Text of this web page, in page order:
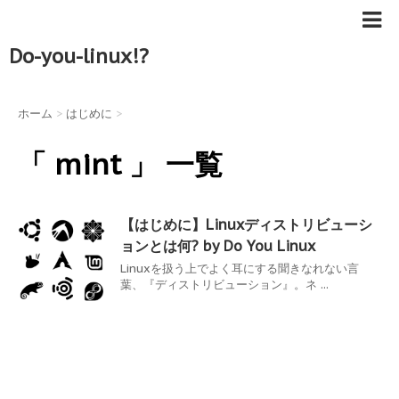
Do-you-linux!?
ホーム > はじめに >
「 mint 」 一覧
【はじめに】Linuxディストリビューシ
ョンとは何? by Do You Linux
Linuxを扱う上でよく耳にする聞きなれない言
葉、『ディストリビューション』。ネ ...